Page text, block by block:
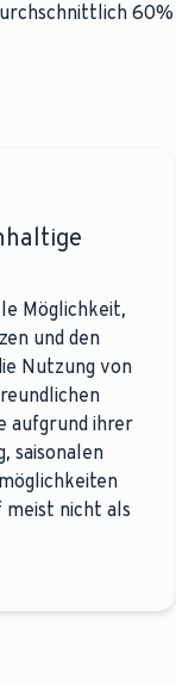
60%
Möglichkeit,
und den
Nutzung von
aufgrund ihrer
saisonalen
nicht als